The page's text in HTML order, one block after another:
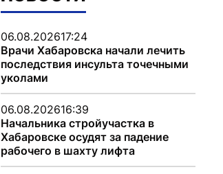
06.08.202617:24
Врачи Хабаровска начали лечить
последствия инсульта точечными
уколами
06.08.202616:39
Начальника стройучастка в
Хабаровске осудят за падение
рабочего в шахту лифта